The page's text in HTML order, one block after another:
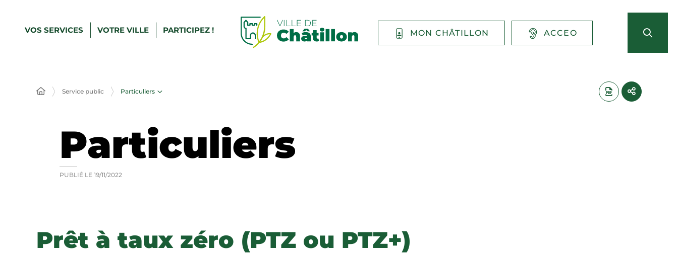
VOS SERVICES VOTRE VILLE PARTICIPEZ ! MON CHÂTILLON ACCEO
Service public Particuliers
Particuliers
PUBLIÉ LE 19/11/2022
Prêt à taux zéro (PTZ ou PTZ+)